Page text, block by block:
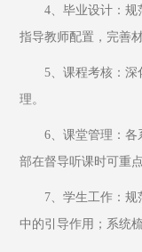
4、毕业设计：
指导教师配置，完善
5、课程考核：
理。
6、课堂管理：
部在督导听课时可重
7、学生工作：
中的引导作用；系统